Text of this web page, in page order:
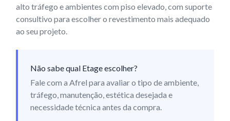
alto tráfego e ambientes com piso elevado, com suporte
consultivo para escolher o revestimento mais adequado
ao seu projeto.
Não sabe qual Etage escolher?
Fale com a Afrel para avaliar o tipo de ambiente,
tráfego, manutenção, estética desejada e
necessidade técnica antes da compra.